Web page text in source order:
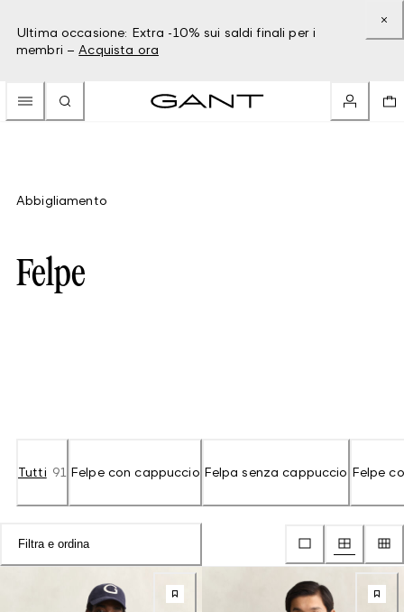
Ultima occasione: Extra -10% sui saldi finali per i
membri – Acquista ora
Abbigliamento
Felpe
Tutti 91 Felpe con cappuccio Felpa senza cappuccio Felpe
Filtra e ordina